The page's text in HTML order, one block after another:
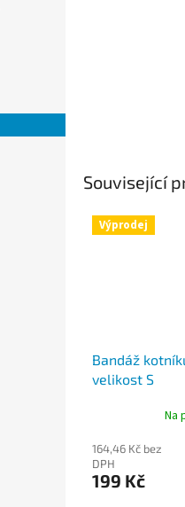
Související
Výprodej
Bandáž
velikost S
Na
164,46 Kč bez
DPH
199 Kč